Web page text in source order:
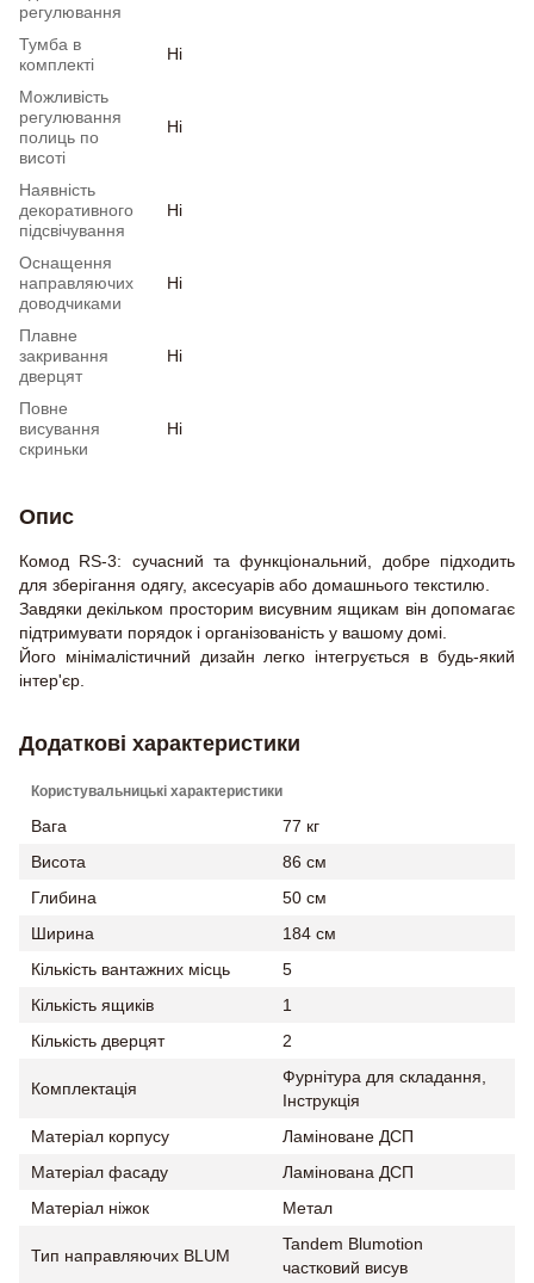
регулювання
Тумба в
комплекті
Ні
Можливість
регулювання
полиць по
висоті
Ні
Наявність
декоративного
підсвічування
Ні
Оснащення
направляючих
доводчиками
Ні
Плавне
закривання
дверцят
Ні
Повне
висування
скриньки
Ні
Опис
Комод RS-3: сучасний та функціональний, добре підходить
для зберігання одягу, аксесуарів або домашнього текстилю.
Завдяки декільком просторим висувним ящикам він допомагає
підтримувати порядок і організованість у вашому домі.
Його мінімалістичний дизайн легко інтегрується в будь-який
інтер'єр.
Додаткові характеристики
Користувальницькі характеристики
Вага
77 кг
Висота
86 см
Глибина
50 см
Ширина
184 см
Кількість вантажних місць
5
Кількість ящиків
1
Кількість дверцят
2
Комплектація
Фурнітура для складання,
Інструкція
Матеріал корпусу
Ламіноване ДСП
Матеріал фасаду
Ламінована ДСП
Матеріал ніжок
Метал
Тип направляючих BLUM
Tandem Blumotion
частковий висув